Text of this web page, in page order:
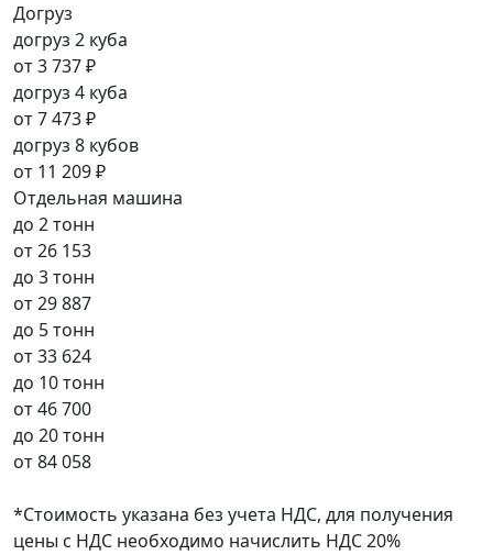
Догруз
догруз 2 куба
от3 737 ₽
догруз 4 куба
от7 473 ₽
догруз 8 кубов
от 11 209 ₽
Отдельная машина
до 2 тонн
от26 153
до 3 тонн
от29 887
до 5 тонн
от33 624
до 10 тонн
от46 700
до 20 тонн
от84 058
*Стоимость указана без учета НДС, для получения
цены с НДС необходимо начислить НДС 20%